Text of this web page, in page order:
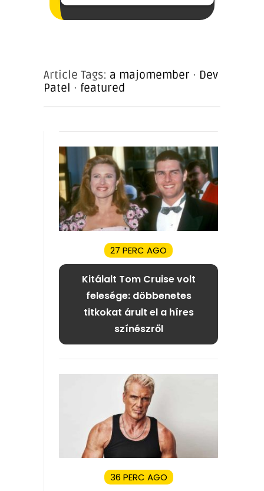
Article Tags: a majomember · Dev
Patel · featured
27 PERC AGO
Kitálalt Tom Cruise volt
felesége: döbbenetes
titkokat árult el a híres
színészről
36 PERC AGO